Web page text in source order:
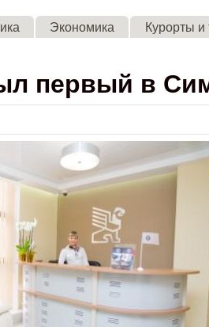
Экономика Курорты и
первый в